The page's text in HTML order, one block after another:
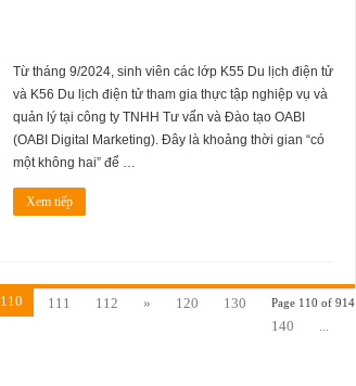
Từ tháng 9/2024, sinh viên các lớp K55 Du lịch điện tử
và K56 Du lịch điện tử tham gia thực tập nghiệp vụ và
quản lý tại công ty TNHH Tư vấn và Đào tạo OABI
(OABI Digital Marketing). Đây là khoảng thời gian “có
một không hai” để …
Xem tiếp
Page 110 of 914
110 111 112 » 120
130
140
...